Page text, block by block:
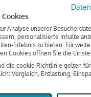
Analyse unserer
personalisierte Inhalte
Erlebnis zu bieten. Für
Cookies öffnen Sie die
die cookie Richtlinie gelten
Vergleich, Entlastung,